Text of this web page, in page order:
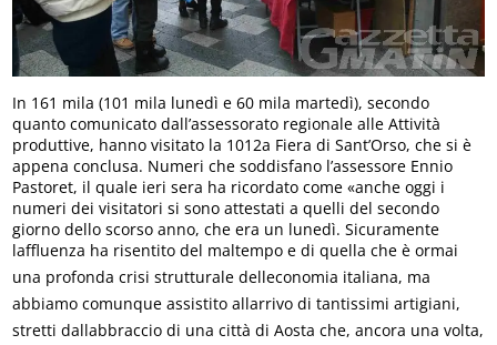
In 161 mila (101 mila lunedì e 60 mila martedì), secondo
quanto comunicato dall’assessorato regionale alle Attività
produttive, hanno visitato la 1012a Fiera di Sant’Orso, che si è
appena conclusa. Numeri che soddisfano l’assessore Ennio
Pastoret, il quale ieri sera ha ricordato come «anche oggi i
numeri dei visitatori si sono attestati a quelli del secondo
giorno dello scorso anno, che era un lunedì. Sicuramente
laffluenza ha risentito del maltempo e di quella che è ormai
una profonda crisi strutturale delleconomia italiana, ma
abbiamo comunque assistito allarrivo di tantissimi artigiani,
stretti dallabbraccio di una città di Aosta che, ancora una volta,